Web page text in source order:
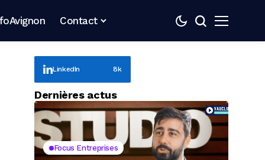
Contact
LinkedIn 8k
Dernières actus
Focus Entreprises